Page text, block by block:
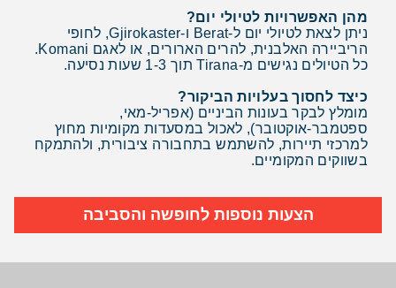
מהן האפשרויות לטיולי יום?
ניתן לצאת לטיולי יום ל-Berat ו-Gjirokaster, לחופי
הריביירה האלבנית, להרים הארורים, או לאגם Komani.
כל הטיולים נגישים מ-Tirana תוך 1-3 שעות נסיעה.
כיצד לחסוך בעלויות הביקור?
מומלץ לבקר בעונות הביניים (אפריל-מאי,
ספטמבר-אוקטובר), לאכול במסעדות מקומיות מחוץ
למרכזי תיירות, להשתמש בתחבורה ציבורית, ולהתמקח
בשווקים המקומיים.
הצעות נוספות לחופשה והסביבה